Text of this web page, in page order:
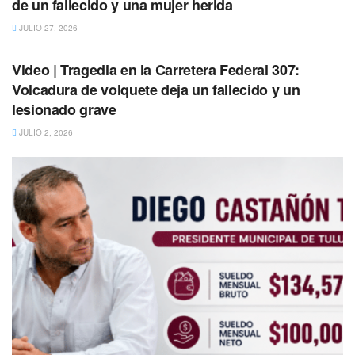
Los vecinos de la zona reportaron inmediatamente este
hecho de violencia a las autoridades policiacas y
de un fallecido y una mujer herida
JULIO 27, 2026
Video | Tragedia en la Carretera Federal 307:
Volcadura de volquete deja un fallecido y un
lesionado grave
JULIO 2, 2026